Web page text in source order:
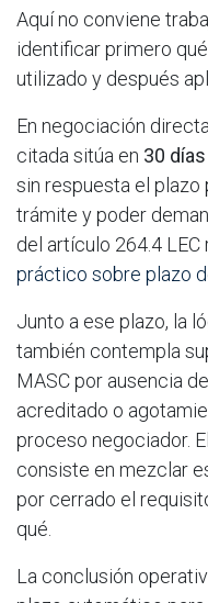
Aquí no conviene
identificar primero
utilizado y después
En negociación
citada sitúa en 30
sin respuesta el plazo
trámite y poder
del artículo 264.4
práctico sobre plazo
Junto a ese plazo, la
también contempla
MASC por ausencia
acreditado o
proceso negociador.
consiste en mezclar
por cerrado el
qué.
La conclusión